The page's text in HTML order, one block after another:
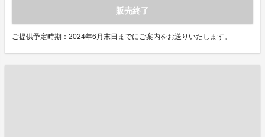
販売終了
ご提供予定時期：2024年6月末日までにご案内をお送りいたします。